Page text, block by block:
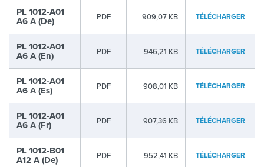
PL 1012-A01
A6 A (De) PDF 909,07 KB TÉLÉCHARGER
PL 1012-A01
A6 A (En) PDF 946,21 KB TÉLÉCHARGER
PL 1012-A01
A6 A (Es) PDF 908,01 KB TÉLÉCHARGER
PL 1012-A01
A6 A (Fr) PDF 907,36 KB TÉLÉCHARGER
PL 1012-B01
A12 A (De) PDF 952,41 KB TÉLÉCHARGER